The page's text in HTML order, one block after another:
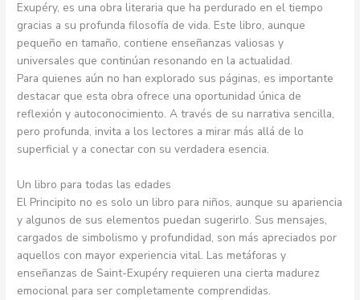
Exupéry, es una obra literaria que ha perdurado en el tiempo
gracias a su profunda filosofía de vida. Este libro, aunque
pequeño en tamaño, contiene enseñanzas valiosas y
universales que continúan resonando en la actualidad.
Para quienes aún no han explorado sus páginas, es importante
destacar que esta obra ofrece una oportunidad única de
reflexión y autoconocimiento. A través de su narrativa sencilla,
pero profunda, invita a los lectores a mirar más allá de lo
superficial y a conectar con su verdadera esencia.
Un libro para todas las edades
El Principito no es solo un libro para niños, aunque su apariencia
y algunos de sus elementos puedan sugerirlo. Sus mensajes,
cargados de simbolismo y profundidad, son más apreciados por
aquellos con mayor experiencia vital. Las metáforas y
enseñanzas de Saint-Exupéry requieren una cierta madurez
emocional para ser completamente comprendidas.